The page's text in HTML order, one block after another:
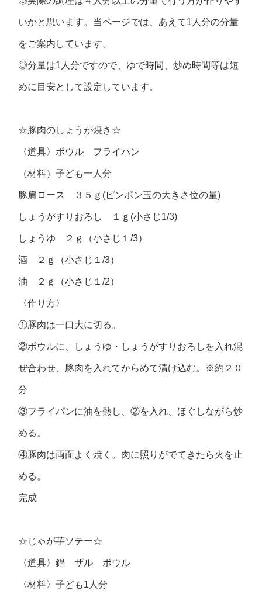
いかと思います。当ページでは、あえて1人分の分量
をご案内しています。
◎分量は1人分ですので、ゆで時間、炒め時間等は短
めに目安として設定しています。
☆豚肉のしょうが焼き☆
〈道具〉ボウル フライパン
（材料）子ども一人分
豚肩ロース ３５ｇ(ピンポン玉の大きさ位の量)
しょうがすりおろし １ｇ(小さじ1/3)
しょうゆ ２ｇ（小さじ１/3）
酒 ２ｇ（小さじ１/3）
油 ２ｇ（小さじ１/2）
〈作り方〉
①豚肉は一口大に切る。
②ボウルに、しょうゆ・しょうがすりおろしを入れ混
ぜ合わせ、豚肉を入れてからめて漬け込む。※約２０
分
③フライパンに油を熱し、②を入れ、ほぐしながら炒
める。
④豚肉は両面よく焼く。肉に照りがでてきたら火を止
める。
完成
☆じゃが芋ソテー☆
〈道具〉鍋 ザル ボウル
〈材料〉子ども1人分